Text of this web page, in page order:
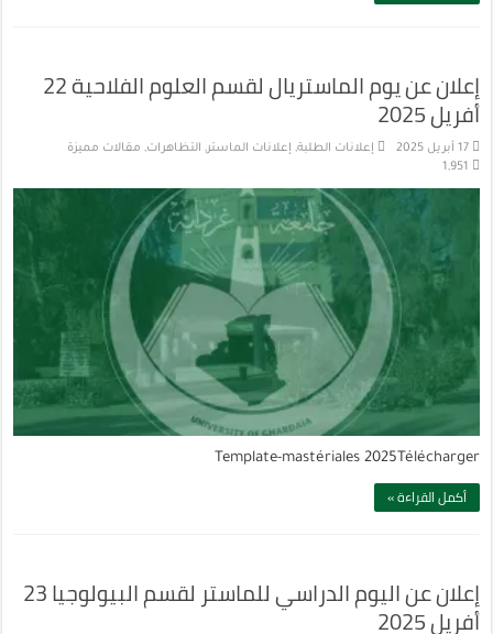
إعلان عن يوم الماستريال لقسم العلوم الفلاحية 22
أفريل 2025
17 أبريل 2025 إعلانات الطلبة, إعلانات الماستر, التظاهرات, مقالات مميزة
1,951
Template-mastériales 2025Télécharger
أكمل القراءة »
إعلان عن اليوم الدراسي للماستر لقسم البيولوجيا 23
أفريل 2025